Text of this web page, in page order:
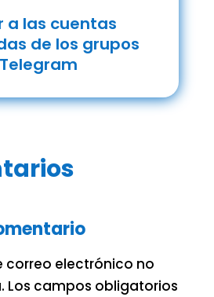
a las cuentas
de los grupos
Telegram
correo electrónico no
Los campos obligatorios